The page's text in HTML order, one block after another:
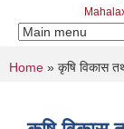
You are
Home » कृषि विकास